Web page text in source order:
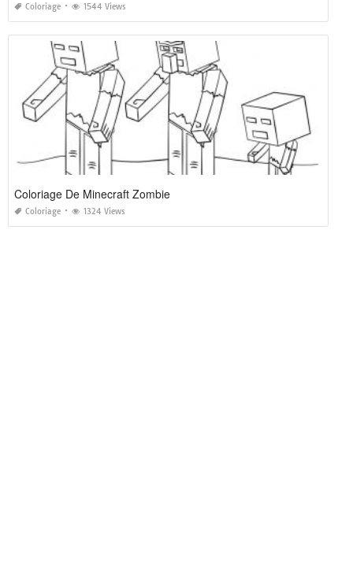
Coloriage 1544 Views
Coloriage De Minecraft Zombie
Coloriage 1324 Views